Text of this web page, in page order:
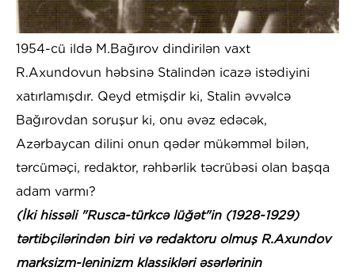
1954-cü ildə M.Bağırov dindirilən vaxt
R.Axundovun həbsinə Stalindən icazə istədiyini
xatırlamışdır. Qeyd etmişdir ki, Stalin əvvəlcə
Bağırovdan soruşur ki, onu əvəz edəcək,
Azərbaycan dilini onun qədər mükəmməl bilən,
tərcüməçi, redaktor, rəhbərlik təcrübəsi olan başqa
adam varmı?
(İki hissəli "Rusca-türkcə lüğət"in (1928-1929)
tərtibçilərindən biri və redaktoru olmuş R.Axundov
marksizm-leninizm klassikləri əsərlərinin